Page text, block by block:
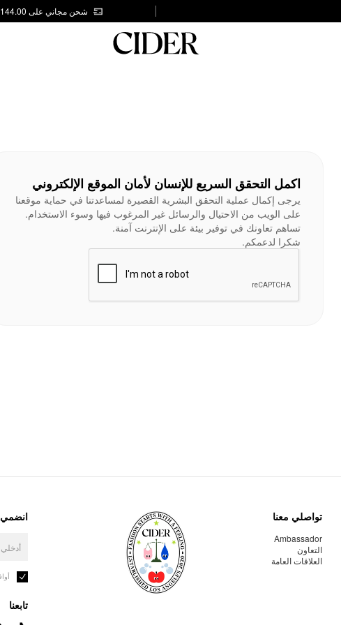
شحن مجاني على AED 144.00
اكمل التحقق السريع للإنسان لأمان الموقع الإلكتروني
يرجى إكمال عملية التحقق البشرية القصيرة لمساعدتنا في حماية موقعنا
على الويب من الاحتيال والرسائل غير المرغوب فيها وسوء الاستخدام.
تساهم تعاونك في توفير بيئة على الإنترنت آمنة.
شكرا لدعمكم.
تواصلي معنا
Ambassador
التعاون
العلاقات العامة
انضمي
تابعنا